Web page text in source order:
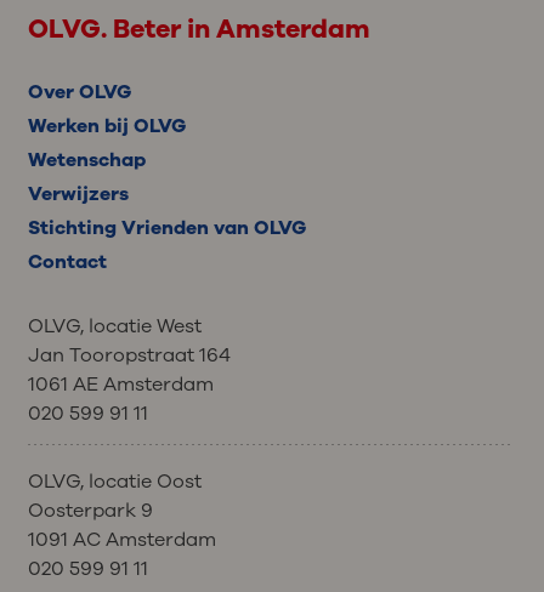
OLVG. Beter in Amsterdam
Over OLVG
Werken bij OLVG
Wetenschap
Verwijzers
Stichting Vrienden van OLVG
Contact
OLVG, locatie West
Jan Tooropstraat 164
1061 AE Amsterdam
020 599 91 11
OLVG, locatie Oost
Oosterpark 9
1091 AC Amsterdam
020 599 91 11